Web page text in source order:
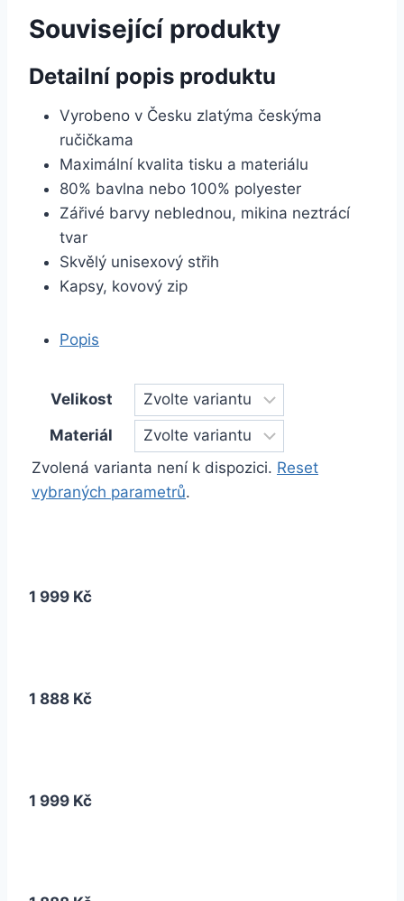
Související produkty
Detailní popis produktu
Vyrobeno v Česku zlatýma českýma
ručičkama
Maximální kvalita tisku a materiálu
80% bavlna nebo 100% polyester
Zářivé barvy neblednou, mikina neztrácí
tvar
Skvělý unisexový střih
Kapsy, kovový zip
Popis
Velikost
Materiál
Zvolená varianta není k dispozici. Reset
vybraných parametrů.
1 999 Kč
1 888 Kč
1 999 Kč